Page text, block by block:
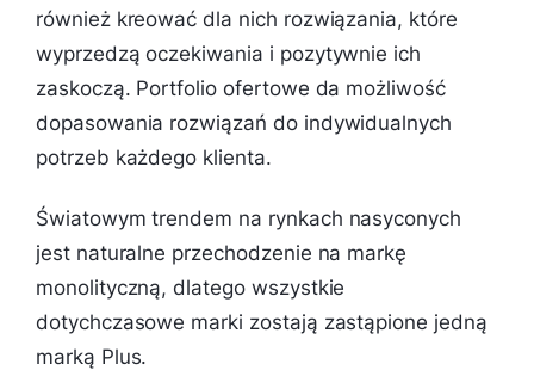
również kreować dla nich rozwiązania, które
wyprzedzą oczekiwania i pozytywnie ich
zaskoczą. Portfolio ofertowe da możliwość
dopasowania rozwiązań do indywidualnych
potrzeb każdego klienta.
Światowym trendem na rynkach nasyconych
jest naturalne przechodzenie na markę
monolityczną, dlatego wszystkie
dotychczasowe marki zostają zastąpione jedną
marką Plus.